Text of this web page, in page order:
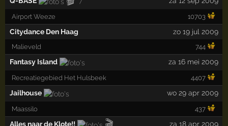
Airport Weeze 10703
Citydance Den Haag zo 19 jul 2009
Malieveld 744
Fantasy Island za 16 mei 2009
Recreatiegebied Het Hulsbeek 4407
Jailhouse wo 29 apr 2009
Maassilo 437
Alles naar de Klote!! za 18 apr 2009